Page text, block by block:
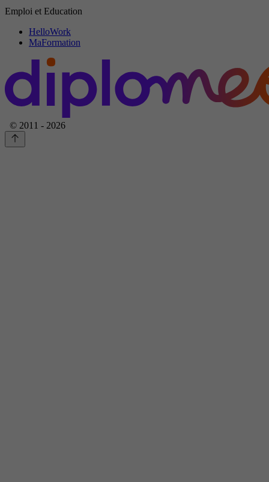
Emploi et Education
HelloWork
MaFormation
© 2011 - 2026